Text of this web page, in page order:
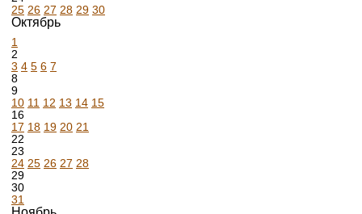
25 26 27 28 29 30
Октябрь
1
2
3 4 5 6 7
8
9
10 11 12 13 14 15
16
17 18 19 20 21
22
23
24 25 26 27 28
29
30
31